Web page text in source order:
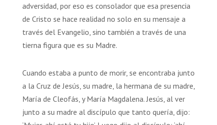
adversidad, por eso es consolador que esa presencia
de Cristo se hace realidad no solo en su mensaje a
través del Evangelio, sino también a través de una
tierna figura que es su Madre.
Cuando estaba a punto de morir, se encontraba junto
a la Cruz de Jesús, su madre, la hermana de su madre,
María de Cleofás, y María Magdalena. Jesús, al ver
junto a su madre al discípulo que tanto quería, dijo: